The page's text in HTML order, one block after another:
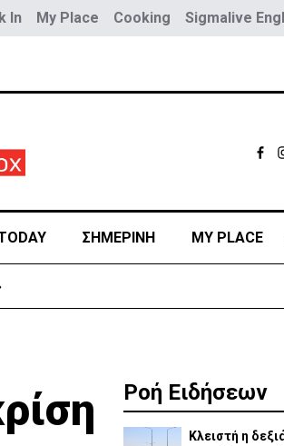
In My Place Cooking Sigmalive
ΣΗΜΕΡΙΝΗ MY PLACE
Ροή Ειδήσεων
Κλειστή η